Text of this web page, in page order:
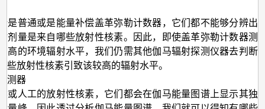
是普通或是能量补偿盖革弥勒计数器，它们都不能够分辨出
剂量是来自哪些放射性核素。因此，即使盖革弥勒计数器测
高的环境辐射水平，我们仍需其他伽马辐射探测仪器去判断
些放射性核素引致该较高的辐射水平。
测器
或人工的放射性核素，它们都会在伽马能量图谱上显示其独